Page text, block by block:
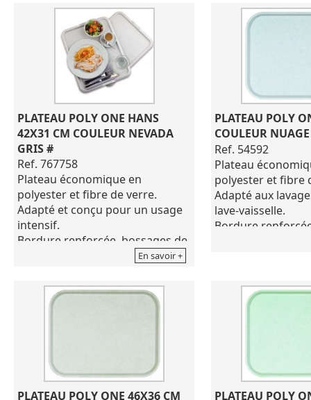
Plateau optimisé en taille et en
Comprenant des poignées pour
faciliter sa préhension, idéal
pour les enfants .
Fabrication française
Coloris nuage vert
Dimensions de 42X31 cm
Plateau optimisé
poids.
Fabrication
Coloris nuage
Dimensions de
PLATEAU POLY ONE HANS
42X31 CM COULEUR NEVADA
GRIS #
Ref. 767758
Plateau économique en
polyester et fibre de verre.
Adapté et conçu pour un usage
intensif.
Bordure renforcée, bossages de
Plateau optimisé en taille et en
Fabrication française
Coloris nevada gris
Dimensions de 42X31 cm
En savoir +
PLATEAU POLY
COULEUR
Ref. 54592
Plateau
polyester et fibre
Adapté aux
lave-vaisselle.
Bordure
Made in France
PLATEAU POLY ONE 46X36 CM
PLATEAU POLY